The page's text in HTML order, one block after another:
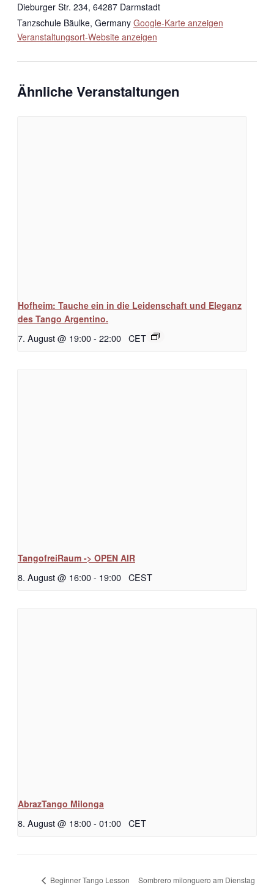
Dieburger Str. 234, 64287 Darmstadt
Tanzschule Bäulke, Germany Google-Karte anzeigen
Veranstaltungsort-Website anzeigen
Ähnliche Veranstaltungen
Hofheim: Tauche ein in die Leidenschaft und Eleganz
des Tango Argentino.
7. August @ 19:00- 22:00 CET
TangofreiRaum -> OPEN AIR
8. August @ 16:00- 19:00 CEST
AbrazTango Milonga
8. August @ 18:00- 01:00 CET
Beginner Tango Lesson Sombrero milonguero am Dienstag